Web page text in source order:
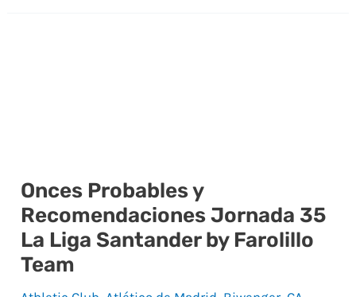
Onces Probables y
Recomendaciones Jornada 35
La Liga Santander by Farolillo
Team
Onces
Probables
Recomendaciones
Jornada